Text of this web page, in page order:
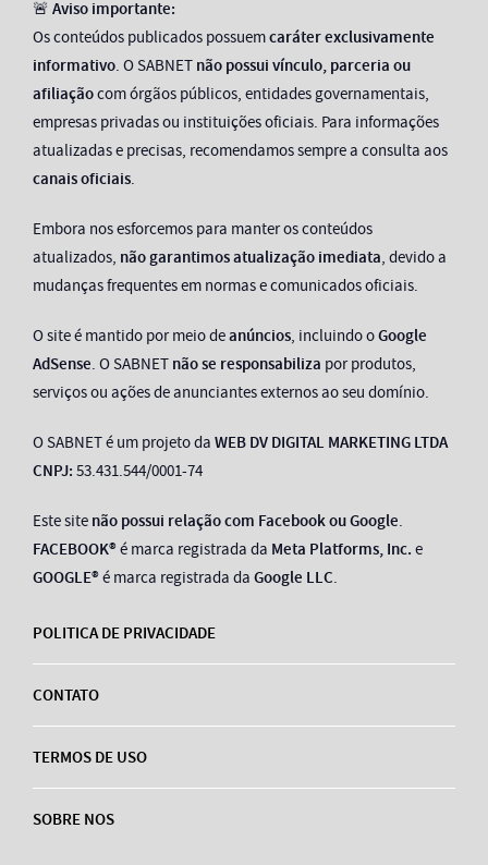
🚨 Aviso importante:
Os conteúdos publicados possuemcaráter exclusivamente
informativo. O SABNET não possui vínculo, parceria ou
afiliaçãocom órgãos públicos, entidades governamentais,
empresas privadas ou instituições oficiais. Para informações
atualizadas e precisas, recomendamos sempre a consulta aos
canais oficiais.
Embora nos esforcemos para manter os conteúdos
atualizados, não garantimos atualização imediata, devido a
mudanças frequentes em normas e comunicados oficiais.
O site é mantido por meio deanúncios, incluindo oGoogle
AdSense. O SABNET não se responsabiliza por produtos,
serviços ou ações de anunciantes externos ao seu domínio.
O SABNET é um projeto da WEB DV DIGITAL MARKETING LTDA
CNPJ: 53.431.544/0001-74
Este site não possui relação com Facebook ou Google.
FACEBOOK®é marca registrada da Meta Platforms, Inc. e
GOOGLE®é marca registrada da Google LLC.
POLITICA DE PRIVACIDADE
CONTATO
TERMOS DE USO
SOBRE NOS